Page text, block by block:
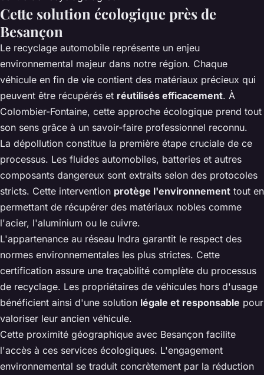
Cette solution écologique près de
Besançon
Le recyclage automobile représente un enjeu
environnemental majeur dans notre région. Chaque
véhicule en fin de vie contient des matériaux précieux qui
peuvent être récupérés et réutilisés efficacement. À
Colombier-Fontaine, cette approche écologique prend tout
son sens grâce à un savoir-faire professionnel reconnu.
La dépollution constitue la première étape cruciale de ce
processus. Les fluides automobiles, batteries et autres
composants dangereux sont extraits selon des protocoles
stricts. Cette intervention protège l'environnement tout en
permettant de récupérer des matériaux nobles comme
l'acier, l'aluminium ou le cuivre.
L'appartenance au réseau Indra garantit le respect des
normes environnementales les plus strictes. Cette
certification assure une traçabilité complète du processus
de recyclage. Les propriétaires de véhicules hors d'usage
bénéficient ainsi d'une solution légale et responsable pour
valoriser leur ancien véhicule.
Cette proximité géographique avec Besançon facilite
l'accès à ces services écologiques. L'engagement
environnemental se traduit concrètement par la réduction